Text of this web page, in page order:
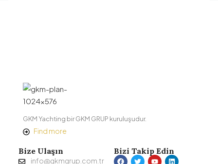
GKM Yachting bir GKM GRUP kuruluşudur.
Find more
Bize Ulaşın
info@gkmgrup.com.tr
Bizi Takip Edin